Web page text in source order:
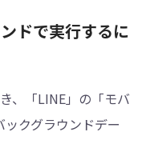
ドで実行するに
、「LINE」の「モバ
クグラウンドデー